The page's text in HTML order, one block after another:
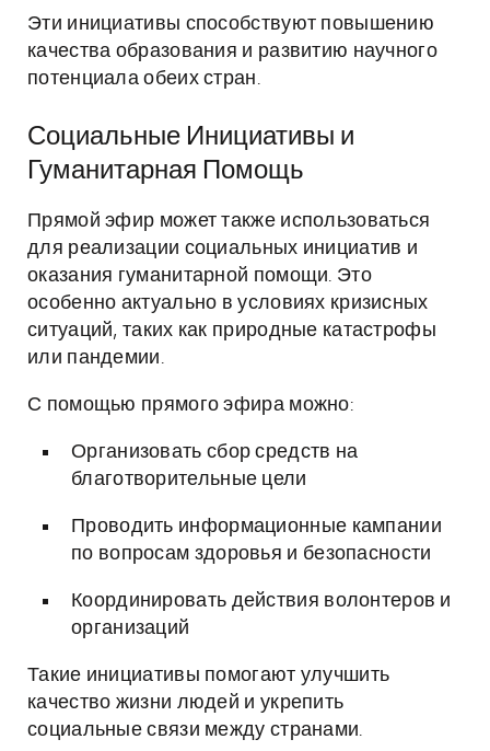
Эти инициативы способствуют повышению
качества образования и развитию научного
потенциала обеих стран.
Социальные Инициативы и
Гуманитарная Помощь
Прямой эфир может также использоваться
для реализации социальных инициатив и
оказания гуманитарной помощи. Это
особенно актуально в условиях кризисных
ситуаций, таких как природные катастрофы
или пандемии.
С помощью прямого эфира можно:
Организовать сбор средств на
благотворительные цели
Проводить информационные кампании
по вопросам здоровья и безопасности
Координировать действия волонтеров и
организаций
Такие инициативы помогают улучшить
качество жизни людей и укрепить
социальные связи между странами.